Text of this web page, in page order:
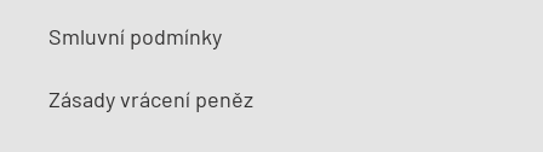
Smluvní podmínky
Zásady vrácení peněz